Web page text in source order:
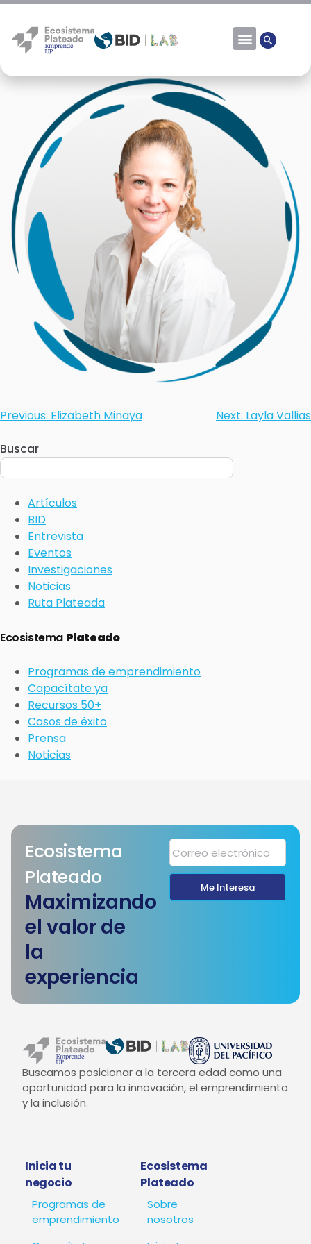
Miriam de Paoli
Previous: Elizabeth Minaya Next: Layla Vallias
Buscar
Artículos
BID
Entrevista
Eventos
Investigaciones
Noticias
Ruta Plateada
Ecosistema Plateado
Programas de emprendimiento
Capacítate ya
Recursos 50+
Casos de éxito
Prensa
Noticias
Ecosistema
Plateado
Maximizando
el valor de
la
experiencia
Me Interesa
Buscamos posicionar a la tercera edad como una
oportunidad para la innovación, el emprendimiento
y la inclusión.
Inicia tu
negocio
Programas de
emprendimiento
Ecosistema
Plateado
Sobre
nosotros